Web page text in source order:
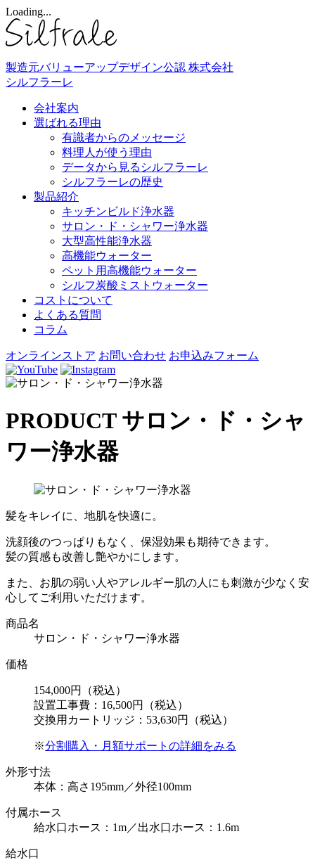
Loading...
製造元バリューアップデザイン公認 株式会社
シルフラーレ
会社案内
選ばれる理由
有識者からのメッセージ
料理人が使う理由
データから見るシルフラーレ
シルフラーレの歴史
製品紹介
キッチンビルド浄水器
サロン・ド・シャワー浄水器
大型高性能浄水器
高機能ウォーター
ペット用高機能ウォーター
シルフ炭酸ミストウォーター
コストについて
よくある質問
コラム
オンラインストア お問い合わせ お申込みフォーム
PRODUCT サロン・ド・シャ
ワー浄水器
髪をキレイに、地肌を快適に。
洗顔後のつっぱりもなく、保湿効果も期待できます。
髪の質感も改善し艶やかにします。
また、お肌の弱い人やアレルギー肌の人にも刺激が少なく安
心してご利用いただけます。
商品名
サロン・ド・シャワー浄水器
価格
154,000円（税込）
設置工事費：16,500円（税込）
交換用カートリッジ：53,630円（税込）
※分割購入・月額サポートの詳細をみる
外形寸法
本体：高さ195mm／外径100mm
付属ホース
給水口ホース：1m／出水口ホース：1.6m
給水口